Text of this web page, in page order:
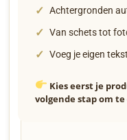
✓ Achtergronden
✓ Van schets tot
✓ Voeg je eigen
Kies eerst je
volgende stap om